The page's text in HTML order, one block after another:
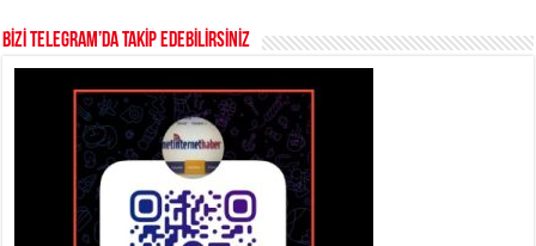
BİZİ TELEGRAM’DA TAKİP EDEBİLİRSİNİZ